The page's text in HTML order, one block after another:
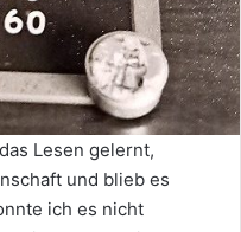
Lesen gelernt,
und blieb es
ich es nicht